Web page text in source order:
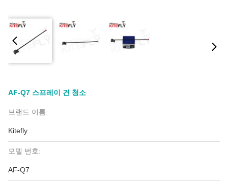
AF-Q7 스프레이 건 청소
브랜드 이름:
Kitefly
모델 번호:
AF-Q7